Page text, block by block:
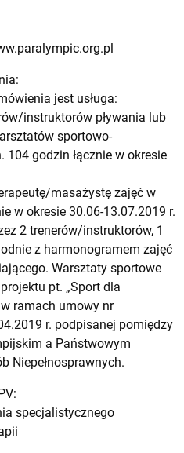
jest usługa:
instruktorów pływania lub
sportowo-
godzin łącznie w okresie
masażystę zajęć w
w okresie 30.06-13.07.2019 r.
2 trenerów/instruktorów, 1
z harmonogramem zajęć
Warsztaty sportowe
pt. „Sport dla
ramach umowy nr
r. podpisanej pomiędzy
a Państwowym
Niepełnosprawnych.
specjalistycznego